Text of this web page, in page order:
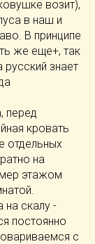
возит),
в наш и
В принципе
же еще+, так
русский знает
перед
кровать
отдельных
на
этажом
на скалу -
постоянно
с